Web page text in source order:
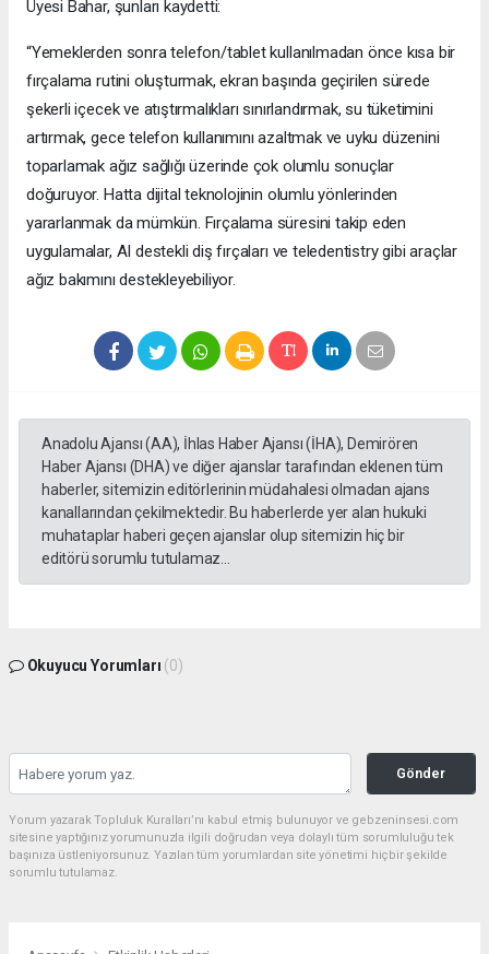
Üyesi Bahar, şunları kaydetti:
“Yemeklerden sonra telefon/tablet kullanılmadan önce kısa bir
fırçalama rutini oluşturmak, ekran başında geçirilen sürede
şekerli içecek ve atıştırmalıkları sınırlandırmak, su tüketimini
artırmak, gece telefon kullanımını azaltmak ve uyku düzenini
toparlamak ağız sağlığı üzerinde çok olumlu sonuçlar
doğuruyor. Hatta dijital teknolojinin olumlu yönlerinden
yararlanmak da mümkün. Fırçalama süresini takip eden
uygulamalar, AI destekli diş fırçaları ve teledentistry gibi araçlar
ağız bakımını destekleyebiliyor.
Anadolu Ajansı (AA), İhlas Haber Ajansı (İHA), Demirören
Haber Ajansı (DHA) ve diğer ajanslar tarafından eklenen tüm
haberler, sitemizin editörlerinin müdahalesi olmadan ajans
kanallarından çekilmektedir. Bu haberlerde yer alan hukuki
muhataplar haberi geçen ajanslar olup sitemizin hiç bir
editörü sorumlu tutulamaz...
Okuyucu Yorumları (0)
Gönder
Yorum yazarak Topluluk Kuralları’nı kabul etmiş bulunuyor ve gebzeninsesi.com
sitesine yaptığınız yorumunuzla ilgili doğrudan veya dolaylı tüm sorumluluğu tek
başınıza üstleniyorsunuz. Yazılan tüm yorumlardan site yönetimi hiçbir şekilde
sorumlu tutulamaz.